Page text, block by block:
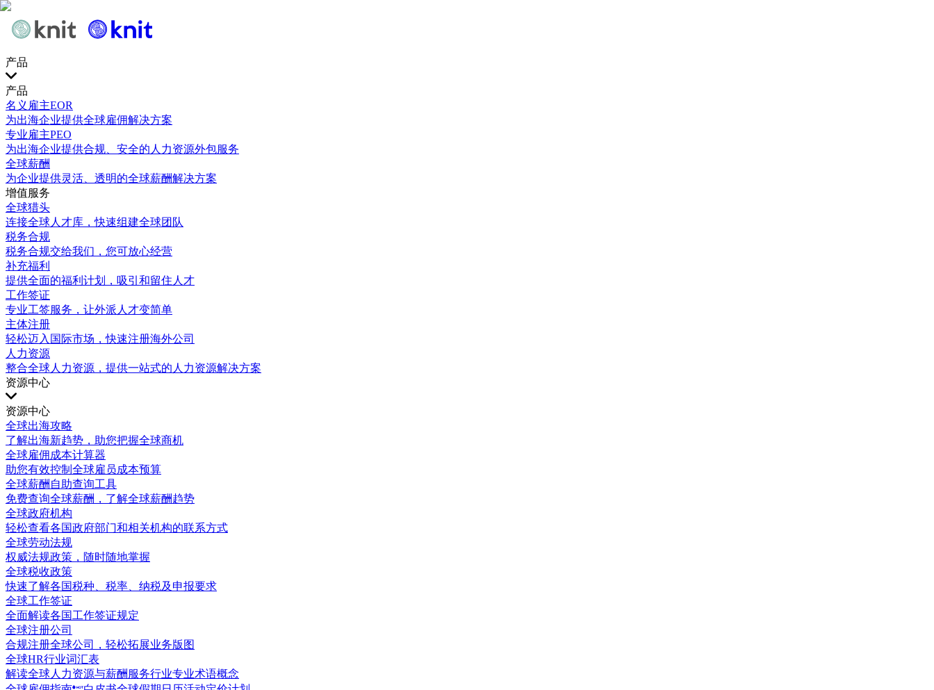
产品
产品
名义雇主EOR
为出海企业提供全球雇佣解决方案
专业雇主PEO
为出海企业提供合规、安全的人力资源外包服务
全球薪酬
为企业提供灵活、透明的全球薪酬解决方案
增值服务
全球猎头
连接全球人才库，快速组建全球团队
税务合规
税务合规交给我们，您可放心经营
补充福利
提供全面的福利计划，吸引和留住人才
工作签证
专业工签服务，让外派人才变简单
主体注册
轻松迈入国际市场，快速注册海外公司
人力资源
整合全球人力资源，提供一站式的人力资源解决方案
资源中心
资源中心
全球出海攻略
了解出海新趋势，助您把握全球商机
全球雇佣成本计算器
助您有效控制全球雇员成本预算
全球薪酬自助查询工具
免费查询全球薪酬，了解全球薪酬趋势
全球政府机构
轻松查看各国政府部门和相关机构的联系方式
全球劳动法规
权威法规政策，随时随地掌握
全球税收政策
快速了解各国税种、税率、纳税及申报要求
全球工作签证
全面解读各国工作签证规定
全球注册公司
合规注册全球公司，轻松拓展业务版图
全球HR行业词汇表
解读全球人力资源与薪酬服务行业专业术语概念